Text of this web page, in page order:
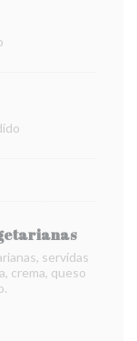
servidas
crema, queso